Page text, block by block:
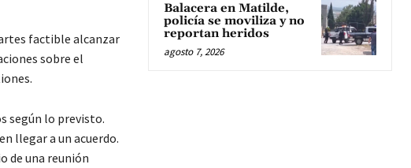
factible alcanzar
sobre el
según lo previsto.
llegar a un acuerdo.
de una reunión
Balacera en Matilde,
policía se moviliza y no
reportan heridos
agosto 7, 2026